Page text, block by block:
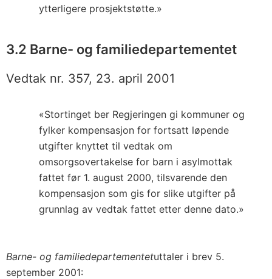
ytterligere prosjektstøtte.»
3.2 Barne- og familiedepartementet
Vedtak nr. 357, 23. april 2001
«Stortinget ber Regjeringen gi kommuner og
fylker kompensasjon for fortsatt løpende
utgifter knyttet til vedtak om
omsorgsovertakelse for barn i asylmottak
fattet før 1. august 2000, tilsvarende den
kompensasjon som gis for slike utgifter på
grunnlag av vedtak fattet etter denne dato.»
Barne- og familiedepartementetuttaler i brev 5.
september 2001: